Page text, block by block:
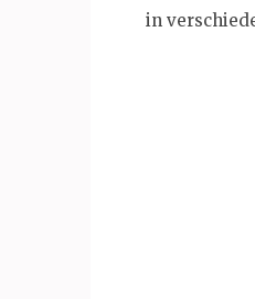
in